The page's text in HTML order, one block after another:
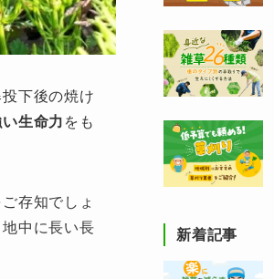
下後の焼け
生命力 をも
存知でしょ
中に長い長
新着記事